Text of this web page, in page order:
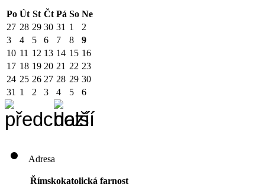
Po Út St Čt Pá So Ne
27 28 29 30 31 1
2
3
4 5 6 7 8
9
10 11 12 13 14 15 16
17 18 19 20 21 22 23
24 25 26 27 28 29 30
31 1 2 3 4 5 6
Adresa
Římskokatolická farnost